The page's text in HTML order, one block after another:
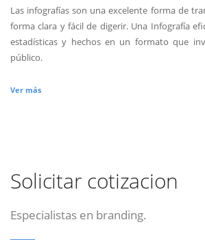
Las infografías son una excelente forma de
forma clara y fácil de digerir. Una Infografía
estadísticas y hechos en un formato que
público.
Ver más
Solicitar cotizacion
Especialistas en branding.